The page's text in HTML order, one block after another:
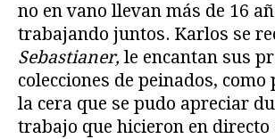
no en vano llevan más de 16
trabajando juntos. Karlos se
Sebastianer, le encantan sus
colecciones de peinados, como
la cera que se pudo apreciar
trabajo que hicieron en directo